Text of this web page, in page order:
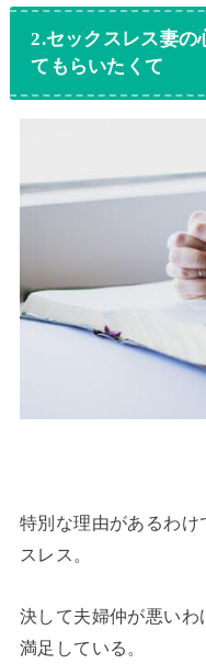
2.セックスレス妻の
てもらいたくて
特別な理由があるわけ
スレス。
決して夫婦仲が悪い
満足している。